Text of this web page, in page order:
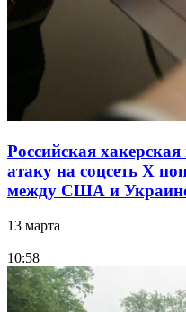
Российская
атаку на соцсеть Х
между США и
13 марта
10:58